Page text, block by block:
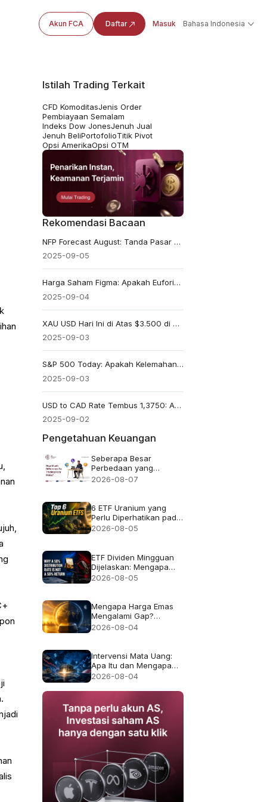
Akun FCA Daftar Masuk Bahasa Indonesia
Istilah Trading Terkait
CFD KomoditasJenis Order
Pembiayaan Semalam
Indeks Dow JonesJenuh Jual
Jenuh BeliPortofolioTitik Pivot
Opsi AmerikaOpsi OTM
Rekomendasi Bacaan
NFP Forecast August: Tanda Pasar Tenaga Kerja yang Memanas?
2025-09-05
Harga Saham Figma: Apakah Euforia Era IPO Mulai Memudar?
2025-09-04
XAU USD Hari Ini di Atas $3.500 di Tengah Spekulasi Pemangkasan Suku Bunga The Fed
2025-09-03
S&P 500 Today: Apakah Kelemahan Teknologi Mendorong Kemunduran?
2025-09-03
USD to CAD Rate Tembus 1,3750: Apa yang Selanjutnya untuk Pasangan Ini?
2025-09-02
Pengetahuan Keuangan
Seberapa Besar
Perbedaan yang
Ditimbulkan oleh Biaya
2026-08-07
6 ETF Uranium yang
Perlu Diperhatikan pada
2026 dan Isi
2026-08-05
ETF Dividen Mingguan
Dijelaskan: Mengapa
Tingkat Distribusi 50%
2026-08-05
Mengapa Harga Emas
Mengalami Gap?
Penjelasan Jam Trading
2026-08-04
Intervensi Mata Uang:
Apa Itu dan Mengapa
Kadang Gagal
2026-08-04